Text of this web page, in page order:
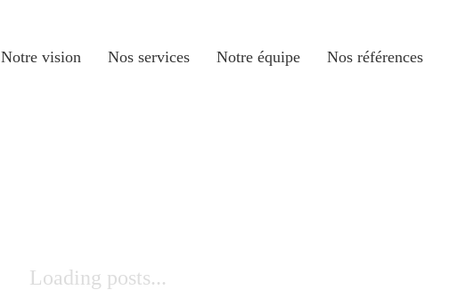
Notre vision Nos services Notre équipe Nos références
Loading posts...